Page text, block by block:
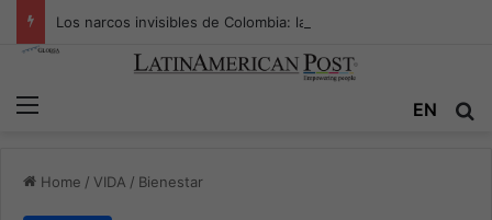
EN
Home / VIDA / Bienestar